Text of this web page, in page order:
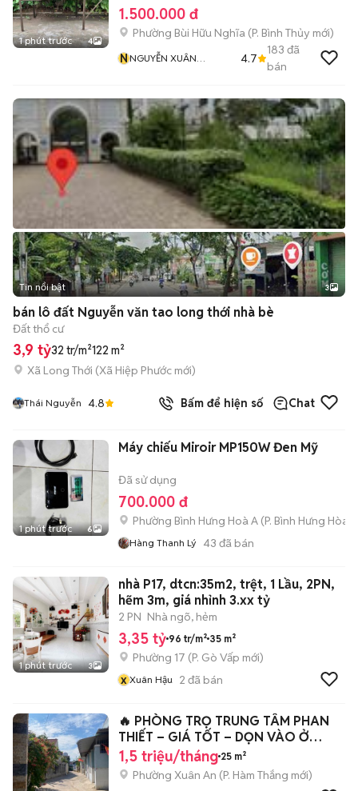
1 phút trước 4
1.500.000 đ
Phường Bùi Hữu Nghĩa (P. Bình Thủy mới)
NNGUYỄN XUÂN
4.7
183 đã
bán
Tin nổi bật 3
bán lô đất Nguyễn văn tao long thới nhà bè
Đất thổ cư
3,9 tỷ32 tr/m²122 m²
Xã Long Thới (Xã Hiệp Phước mới)
Thái Nguyễn 4.8 Bấm để hiện số Chat
1 phút trước 6
Máy chiếu Miroir MP150W Đen Mỹ
Đã sử dụng
700.000 đ
Phường Bình Hưng Hoà A (P. Bình Hưng Hòa
Hàng Thanh Lý 43 đã bán
1 phút trước 3
nhà P17, dtcn:35m2, trệt, 1 Lầu, 2PN,
hẽm 3m, giá nhỉnh 3.xx tỷ
2 PN Nhà ngõ, hẻm
3,35 tỷ 96 tr/m² 35 m²
Phường 17 (P. Gò Vấp mới)
x Xuân Hậu 2 đã bán
🔥 PHÒNG TRỌ TRUNG TÂM PHAN
THIẾT – GIÁ TỐT – DỌN VÀO Ở
NGAY 🔥
1,5 triệu/tháng 25 m²
Phường Xuân An (P. Hàm Thắng mới)